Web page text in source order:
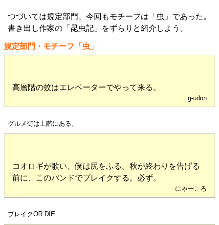
つづいては規定部門、今回もモチーフは「虫」であった。
書き出し作家の「昆虫記」をずらりと紹介しよう。
規定部門・モチーフ「虫」
高層階の蚊はエレベーターでやって来る。
g-udon
グルメ街は上階にある。
コオロギが歌い、僕は尻をふる。秋が終わりを告げる
前に、このバンドでブレイクする。必ず。
にゃーころ
ブレイクOR DIE